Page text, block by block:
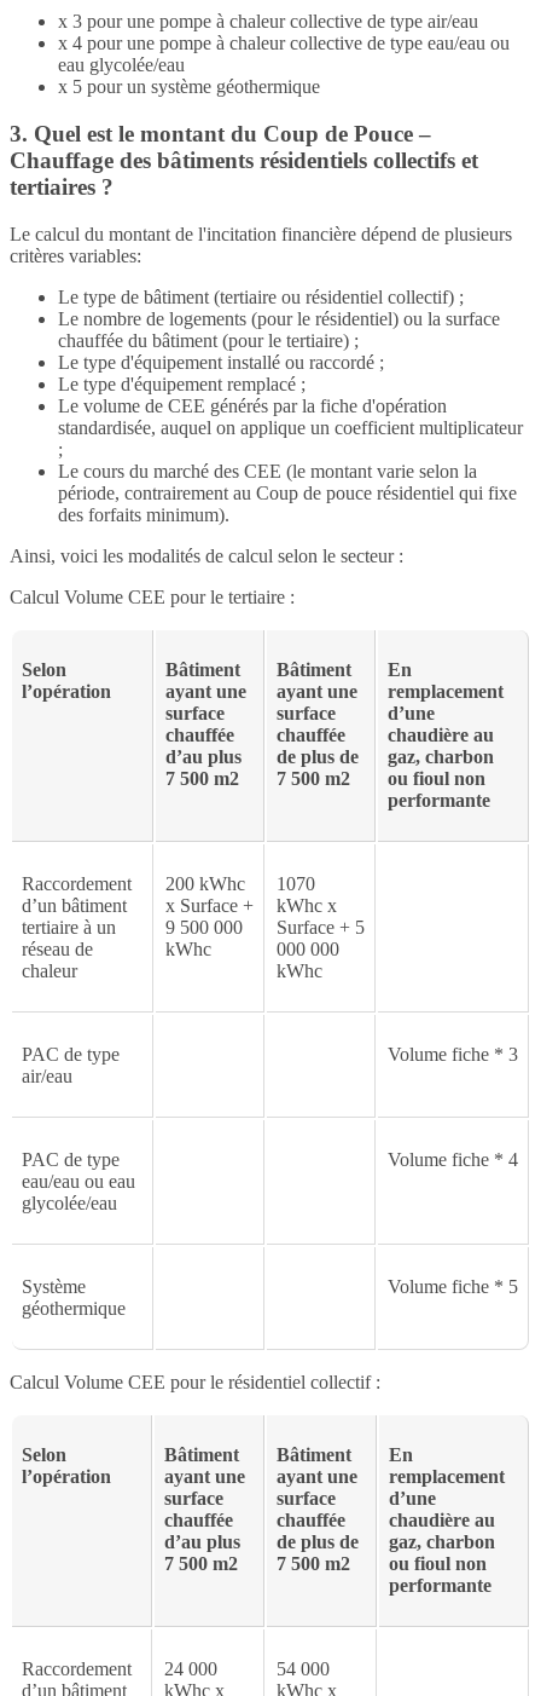
x 3 pour une pompe à chaleur collective de type air/eau
x 4 pour une pompe à chaleur collective de type eau/eau ou
eau glycolée/eau
x 5 pour un système géothermique
3. Quel est le montant du Coup de Pouce –
Chauffage des bâtiments résidentiels collectifs et
tertiaires ?
Le calcul du montant de l'incitation financière dépend de plusieurs
critères variables:
Le type de bâtiment (tertiaire ou résidentiel collectif) ;
Le nombre de logements (pour le résidentiel) ou la surface
chauffée du bâtiment (pour le tertiaire) ;
Le type d'équipement installé ou raccordé ;
Le type d'équipement remplacé ;
Le volume de CEE générés par la fiche d'opération
standardisée, auquel on applique un coefficient multiplicateur
;
Le cours du marché des CEE (le montant varie selon la
période, contrairement au Coup de pouce résidentiel qui fixe
des forfaits minimum).
Ainsi, voici les modalités de calcul selon le secteur :
Calcul Volume CEE pour le tertiaire :
Selon
l’opération
Bâtiment
ayant une
surface
chauffée
d’au plus
7 500 m2
Bâtiment
ayant une
surface
chauffée
de plus de
7 500 m2
En
remplacement
d’une
chaudière au
gaz, charbon
ou fioul non
performante
Raccordement
d’un bâtiment
tertiaire à un
réseau de
chaleur
200 kWhc
x Surface +
9 500 000
kWhc
1070
kWhc x
Surface + 5
000 000
kWhc
PAC de type
air/eau
Volume fiche * 3
PAC de type
eau/eau ou eau
glycolée/eau
Volume fiche * 4
Système
géothermique
Volume fiche * 5
Calcul Volume CEE pour le résidentiel collectif :
Selon
l’opération
Bâtiment
ayant une
surface
chauffée
d’au plus
7 500 m2
Bâtiment
ayant une
surface
chauffée
de plus de
7 500 m2
En
remplacement
d’une
chaudière au
gaz, charbon
ou fioul non
performante
Raccordement
d’un bâtiment
24 000
kWhc x
54 000
kWhc x